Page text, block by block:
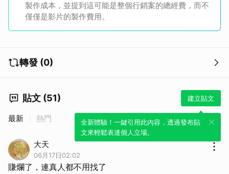
製作成本，並提到這可能是整個行銷案的總經費，而不
僅僅是影片的製作費用。
轉發 (0)
貼文 (51) 建立貼文
全新體驗！一鍵引用此內容，透過發布貼
文來輕鬆表達個人立場。
最新 熱門
大天
06月17日02:02
賺爛了，連真人都不用找了